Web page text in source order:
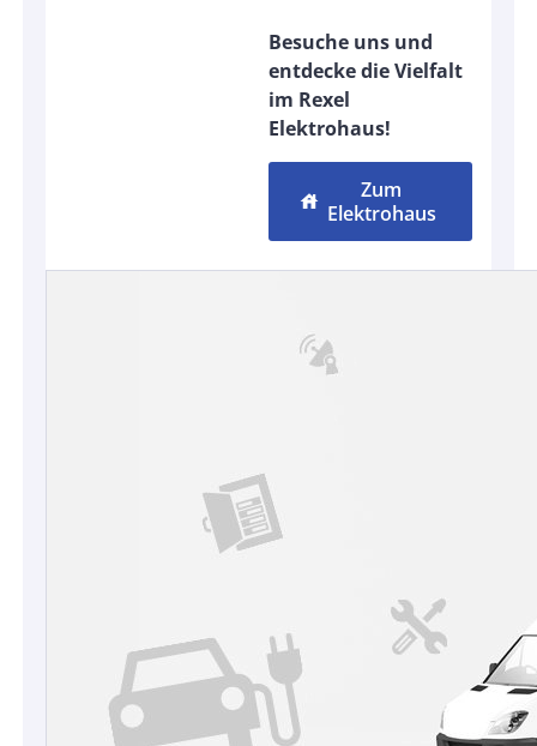
Besuche uns und
entdecke die Vielfalt
im Rexel
Elektrohaus!
house
Zum
Elektrohaus